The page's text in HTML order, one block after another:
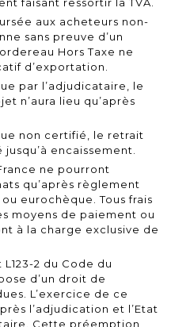
aux acheteurs non-
sans preuve d’un
Hors Taxe ne
d’exportation.
par l’adjudicataire, le
n’aura lieu qu’après
non certifié, le retrait
encaissement.
ne pourront
qu’après règlement
ou eurochèque. Tous frais
moyens de paiement ou
à la charge exclusive de
L123-2 du Code du
d’un droit de
L’exercice de ce
l’adjudication et l’Etat
Cette préemption